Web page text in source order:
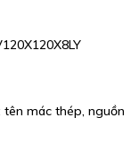
mác thép, nguồn